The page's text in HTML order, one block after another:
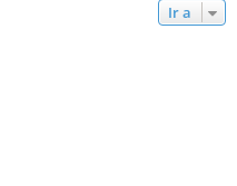
Ir a